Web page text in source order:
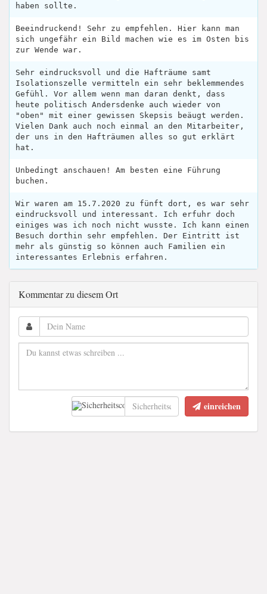
haben sollte.
Beeindruckend! Sehr zu empfehlen. Hier kann man
sich ungefähr ein Bild machen wie es im Osten bis
zur Wende war.
Sehr eindrucksvoll und die Hafträume samt
Isolationszelle vermitteln ein sehr beklemmendes
Gefühl. Vor allem wenn man daran denkt, dass
heute politisch Andersdenke auch wieder von
"oben" mit einer gewissen Skepsis beäugt werden.
Vielen Dank auch noch einmal an den Mitarbeiter,
der uns in den Hafträumen alles so gut erklärt
hat.
Unbedingt anschauen! Am besten eine Führung
buchen.
Wir waren am 15.7.2020 zu fünft dort, es war sehr
eindrucksvoll und interessant. Ich erfuhr doch
einiges was ich noch nicht wusste. Ich kann einen
Besuch dorthin sehr empfehlen. Der Eintritt ist
mehr als günstig so können auch Familien ein
interessantes Erlebnis erfahren.
Kommentar zu diesem Ort
einreichen